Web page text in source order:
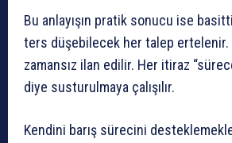
Bu anlayışın pratik sonucu ise
ters düşebilecek her talep
zamansız ilan edilir. Her itiraz
diye susturulmaya çalışılır.
Kendini barış sürecini